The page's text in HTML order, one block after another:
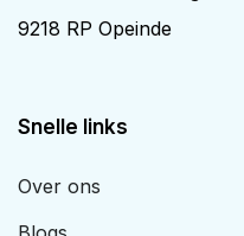
9218 RP Opeinde
Snelle links
Over ons